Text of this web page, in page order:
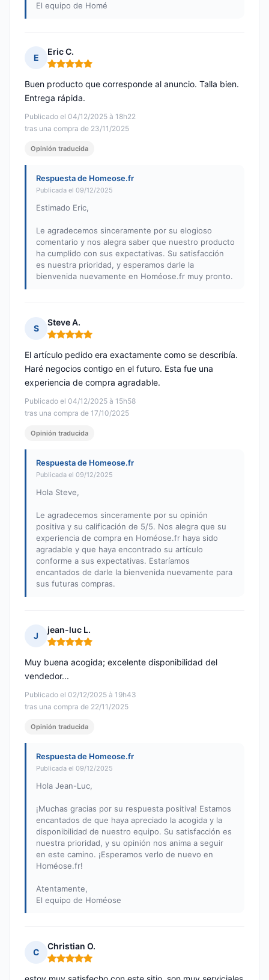
El equipo de Homé
E
Eric C.
Nota: 5 de 5
Publicado el 04/12/2025 à 18h22
tras una compra de 23/11/2025
Buen producto que corresponde al anuncio. Talla bien.
Entrega rápida.
Opinión traducida
Respuesta de Homeose.fr
Publicada el 09/12/2025
Estimado Eric,
Le agradecemos sinceramente por su elogioso
comentario y nos alegra saber que nuestro producto
ha cumplido con sus expectativas. Su satisfacción
es nuestra prioridad, y esperamos darle la
bienvenida nuevamente en Homéose.fr muy pronto.
S
Steve A.
Nota: 5 de 5
Publicado el 04/12/2025 à 15h58
tras una compra de 17/10/2025
El artículo pedido era exactamente como se describía.
Haré negocios contigo en el futuro. Esta fue una
experiencia de compra agradable.
Opinión traducida
Respuesta de Homeose.fr
Publicada el 09/12/2025
Hola Steve,
Le agradecemos sinceramente por su opinión
positiva y su calificación de 5/5. Nos alegra que su
experiencia de compra en Homéose.fr haya sido
agradable y que haya encontrado su artículo
conforme a sus expectativas. Estaríamos
encantados de darle la bienvenida nuevamente para
sus futuras compras.
J
jean-luc L.
Nota: 5 de 5
Publicado el 02/12/2025 à 19h43
tras una compra de 22/11/2025
Muy buena acogida; excelente disponibilidad del
vendedor...
Opinión traducida
Respuesta de Homeose.fr
Publicada el 09/12/2025
Hola Jean-Luc,
¡Muchas gracias por su respuesta positiva! Estamos
encantados de que haya apreciado la acogida y la
disponibilidad de nuestro equipo. Su satisfacción es
nuestra prioridad, y su opinión nos anima a seguir
en este camino. ¡Esperamos verlo de nuevo en
Homéose.fr!
Atentamente,
El equipo de Homéose
C
Christian O.
Nota: 5 de 5